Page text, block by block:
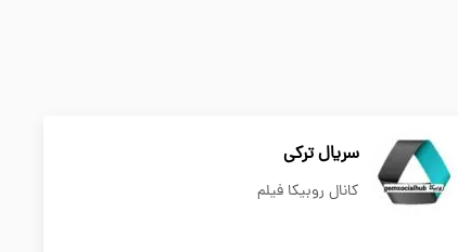
سریال ترکي
کانال روبیکا فیلم